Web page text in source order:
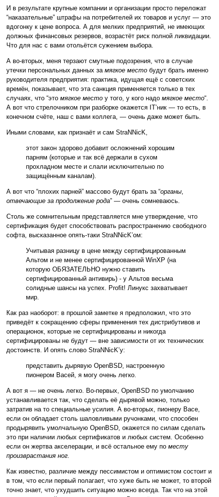
И в результате крупные компании и организации просто переложат
“наказательные” штрафы на потребителей их товаров и услуг — это
вдогонку к цене вопроса. А для мелких предприятий, не имеющих
должных финансовых резервов, возрастёт риск полной ликвидации.
Что для нас с вами отольётся сужением выбора.
А во-вторых, меня терзают смутные подозрения, что в случае
утечки персональных данных за мягкое место будут брать именно
руководителя предприятия: практика, идущая ещё с советских
времён, показывает, что эта санкция применяется только в тех
случаях, что “это мягкое место у того, у кого надо мягкое место“.
А вот что стрелочником при разборке окажется IT’ник — то есть, в
конечном счёте, наш с вами коллега, — очень даже может быть.
Иными словами, как признаёт и сам StraNNicK,
этот закон здорово добавит осложнений хорошим
парням (которые и так всё держали в сухом
прохладном месте и слали исключительно по
защищённым каналам).
А вот что “плохих парней” массово будут брать за “органы,
отвечающие за продолжение рода” — очень сомневаюсь.
Столь же сомнительным представляется мне утверждение, что
сертификация будет способствовать распространению свободного
софта, высказанное опять-таки StraNNicK’ом:
Учитывая разницу в цене между сертифицированным
Альтом и не менее сертифицированной WinXP (на
которую ОБЯЗАТЕЛЬНО нужно ставить
сертифицированный антивирь) - у Альтов весьма
солидные шансы на успех. Profit! Линукс захватывает
мир.
Как раз наоборот: в прошлой заметке я предположил, что это
приведёт к сокращению сферы применения тех дистрибутивов и
операционок, которые не сертифицированы и никогда
сертифицированы не будут — вне зависимости от их технических
достоинств. И опять слово StraNNicK’у:
представить дырявую OpenBSD, настроенную
пионером Васей, я могу очень легко.
А вот я — не очень легко. Во-первых, OpenBSD по умолчанию
устанавливается так, что сделать её дырявой можно, только
затратив на то специальные усилия. А во-вторых, пионеру Васе,
если он обладает столь шаловливыми ручонками, что способен
продырявить умолчальную OpenBSD, окажется по силам сделать
это при наличии любых сертификатов и любых систем. Особенно
если он жертва акселерации, и всё остальное ему по месту
произврастания ног.
Как известно, различие между пессимистом и оптимистом состоит и
в том, что если первый полагает, что хуже быть не может, то второй
точно знает, что ухудшить ситуацию можно всегда. Так что на этой